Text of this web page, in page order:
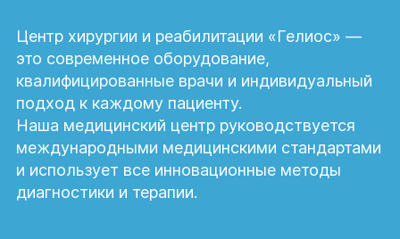
Центр хирургии и реабилитации «Гелиос» —
это современное оборудование,
квалифицированные врачи и индивидуальный
подход к каждому пациенту.
Наша медицинский центр руководствуется
международными медицинскими стандартами
и использует все инновационные методы
диагностики и терапии.